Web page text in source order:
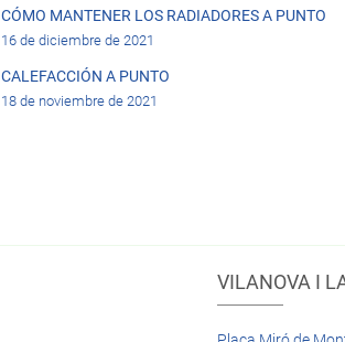
CÓMO MANTENER LOS RADIADORES A PUNTO
16 de diciembre de 2021
CALEFACCIÓN A PUNTO
18 de noviembre de 2021
VILANOVA I